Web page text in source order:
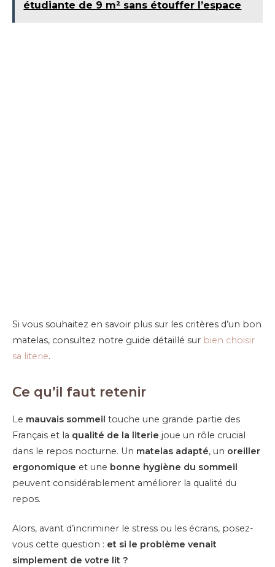
étudiante de 9 m² sans étouffer l’espace
Si vous souhaitez en savoir plus sur les critères d’un bon
matelas, consultez notre guide détaillé sur bien choisir
sa literie.
Ce qu’il faut retenir
Le mauvais sommeil touche une grande partie des
Français et la qualité de la literie joue un rôle crucial
dans le repos nocturne. Un matelas adapté, un oreiller
ergonomique et une bonne hygiène du sommeil
peuvent considérablement améliorer la qualité du
repos.
Alors, avant d’incriminer le stress ou les écrans, posez-
vous cette question : et si le problème venait
simplement de votre lit ?